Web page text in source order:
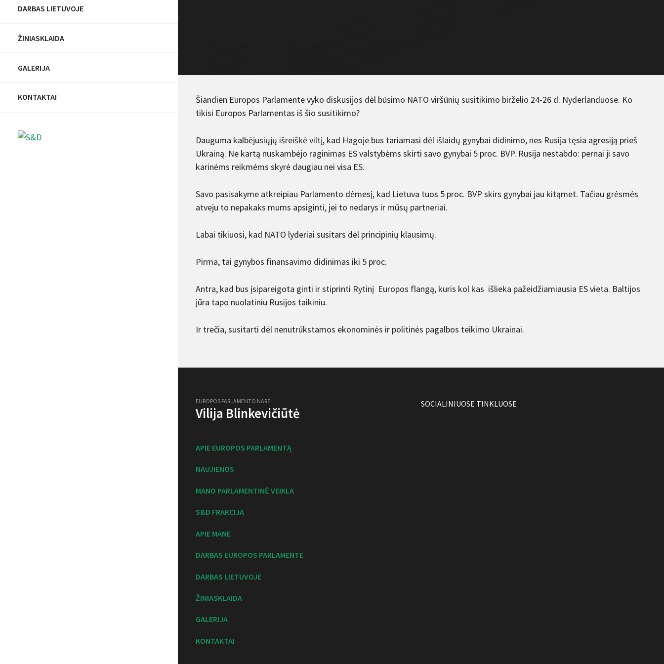
DARBAS LIETUVOJE
ŽINIASKLAIDA
GALERIJA
KONTAKTAI
Šiandien Europos Parlamente vyko diskusijos dėl būsimo NATO viršūnių susitikimo birželio 24-26 d. Nyderlanduose. Ko
tikisi Europos Parlamentas iš šio susitikimo?
Dauguma kalbėjusiųjų išreiškė viltį, kad Hagoje bus tariamasi dėl išlaidų gynybai didinimo, nes Rusija tęsia agresiją prieš
Ukrainą. Ne kartą nuskambėjo raginimas ES valstybėms skirti savo gynybai 5 proc. BVP. Rusija nestabdo: pernai ji savo
karinėms reikmėms skyrė daugiau nei visa ES.
Savo pasisakyme atkreipiau Parlamento dėmesį, kad Lietuva tuos 5 proc. BVP skirs gynybai jau kitąmet. Tačiau grėsmės
atveju to nepakaks mums apsiginti, jei to nedarys ir mūsų partneriai.
Labai tikiuosi, kad NATO lyderiai susitars dėl principinių klausimų.
Pirma, tai gynybos finansavimo didinimas iki 5 proc.
Antra, kad bus įsipareigota ginti ir stiprinti Rytinį Europos flangą, kuris kol kas išlieka pažeidžiamiausia ES vieta. Baltijos
jūra tapo nuolatiniu Rusijos taikiniu.
Ir trečia, susitarti dėl nenutrūkstamos ekonominės ir politinės pagalbos teikimo Ukrainai.
EUROPOS PARLAMENTO NARĖ
Vilija Blinkevičiūtė
APIE EUROPOS PARLAMENTĄ
NAUJIENOS
MANO PARLAMENTINĖ VEIKLA
S&D FRAKCIJA
APIE MANE
DARBAS EUROPOS PARLAMENTE
DARBAS LIETUVOJE
ŽINIASKLAIDA
GALERIJA
KONTAKTAI
SOCIALINIUOSE TINKLUOSE